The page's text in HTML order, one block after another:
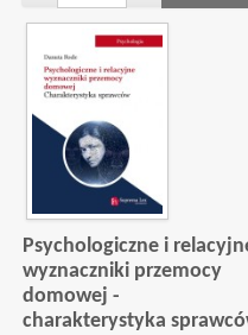
Psychologiczne i
wyznaczniki przemocy
domowej -
charakterystyka